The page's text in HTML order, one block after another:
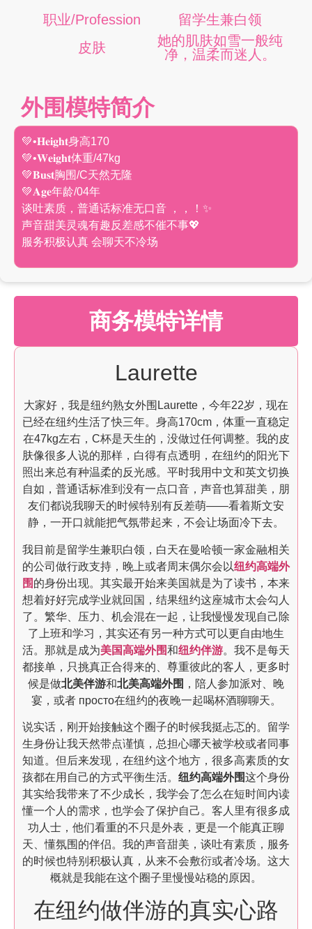
职业/Profession
留学生兼白领
皮肤
她的肌肤如雪一般纯
净，温柔而迷人。
外围模特简介
💚•𝐇𝐞𝐢𝐠𝐡𝐭身高170
💚•𝐖𝐞𝐢𝐠𝐡𝐭体重/47kg
💚𝐁𝐮𝐬𝐭胸围/C天然无隆
💚𝐀𝐠𝐞年龄/04年
谈吐素质，普通话标准无口音 ，，！✨
声音甜美灵魂有趣反差感不催不事💖
服务积极认真 会聊天不冷场
商务模特详情
Laurette
大家好，我是纽约熟女外围Laurette，今年22岁，现在
已经在纽约生活了快三年。身高170cm，体重一直稳定
在47kg左右，C杯是天生的，没做过任何调整。我的皮
肤像很多人说的那样，白得有点透明，在纽约的阳光下
照出来总有种温柔的反光感。平时我用中文和英文切换
自如，普通话标准到没有一点口音，声音也算甜美，朋
友们都说我聊天的时候特别有反差萌——看着斯文安
静，一开口就能把气氛带起来，不会让场面冷下去。
我目前是留学生兼职白领，白天在曼哈顿一家金融相关
的公司做行政支持，晚上或者周末偶尔会以纽约高端外
围 的身份出现。其实最开始来美国就是为了读书，本来
想着好好完成学业就回国，结果纽约这座城市太会勾人
了。繁华、压力、机会混在一起，让我慢慢发现自己除
了上班和学习，其实还有另一种方式可以更自由地生
活。那就是成为美国高端外围和纽约伴游。我不是每天
都接单，只挑真正合得来的、尊重彼此的客人，更多时
候是做北美伴游和北美高端外围 ，陪人参加派对、晚
宴，或者 просто在纽约的夜晚一起喝杯酒聊聊天。
说实话，刚开始接触这个圈子的时候我挺忐忑的。留学
生身份让我天然带点谨慎，总担心哪天被学校或者同事
知道。但后来发现，在纽约这个地方，很多高素质的女
孩都在用自己的方式平衡生活。 纽约高端外围这个身份
其实给我带来了不少成长，我学会了怎么在短时间内读
懂一个人的需求，也学会了保护自己。客人里有很多成
功人士，他们看重的不只是外表，更是一个能真正聊
天、懂氛围的伴侣。我的声音甜美，谈吐有素质，服务
的时候也特别积极认真，从来不会敷衍或者冷场。这大
概就是我能在这个圈子里慢慢站稳的原因。
在纽约做伴游的真实心路